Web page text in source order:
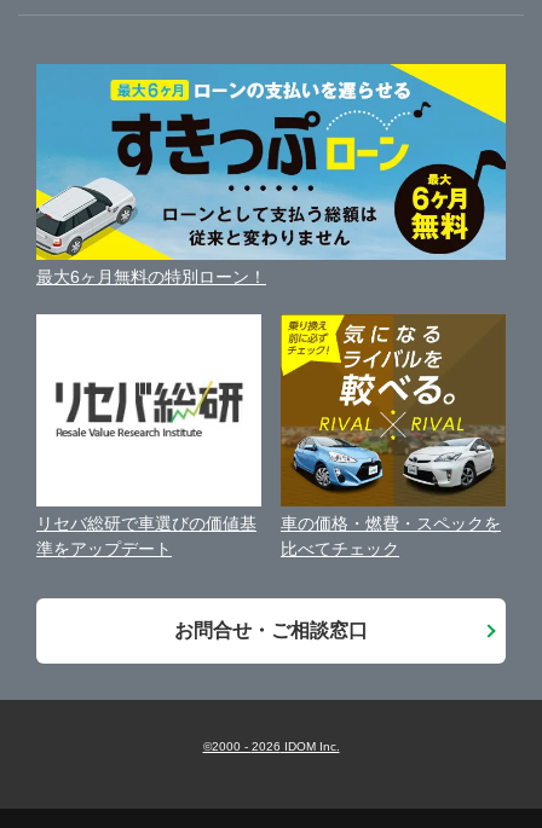
ガリバー富士宮店
ガリバー伊東店
ガリバー富士店
LIBERALA リベラーラ掛川
磐田市
藤枝市
袋井市
駿東郡清水町
静岡県
三重県
中古車人気ランキング
自動車ローンを調べる
ガリバーの自動車ローン
車買い替えの基礎知識
近くのお店で車を探す
ガリバーの査定が選ばれる理由
車を売る時よくある質問
便利な査定サービス
中古車買取相場（毎月更新）
車の個人売買ガイド
新車・中古車カタログ
車の燃費を調べる
車種別クチコミ
車比較サイト
サイトマップ
サイトの使用条件
利用規約
保険代理店業務に関する基本方針
古物営業法に基づく表示
お客様の声
会社案内
最大6ヶ月無料の特別ローン！
リセバ総研で車選びの価値基
準をアップデート
車の価格・燃費・スペックを
比べてチェック
お問合せ・ご相談窓口
©2000 - 2026 IDOM Inc.